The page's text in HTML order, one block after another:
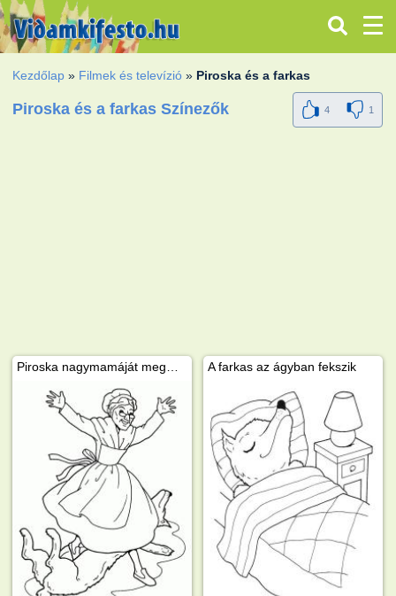
Kezdőlap » Filmek és televízió » Piroska és a farkas
Piroska és a farkas Színezők 4 1
A farkas az ágyban fekszik